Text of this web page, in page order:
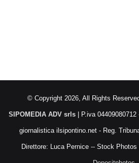
© Copyright 2026, All Rights
SIPOMEDIA ADV srls | P.iva
giornalistica ilsipontino.net - Reg.
Direttore: Luca Pernice -- Stock